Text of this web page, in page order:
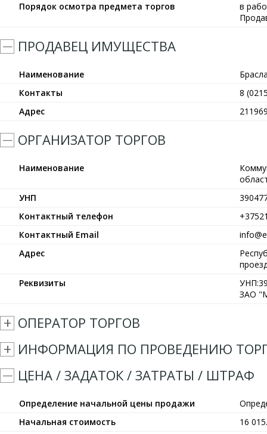
Порядок осмотра предмета торгов
в
ПРОДАВЕЦ ИМУЩЕСТВА
Наименование
Контакты
8
Адрес
ОРГАНИЗАТОР ТОРГОВ
Наименование
УНП
Контактный телефон
Контактный Email
Адрес
Реквизиты
ЗАО
ОПЕРАТОР ТОРГОВ
ИНФОРМАЦИЯ ПО ПРОВЕДЕНИЮ
ЦЕНА / ЗАДАТОК / ЗАТРАТЫ / ШТРАФ
Определение начальной цены продажи
Начальная стоимость
16